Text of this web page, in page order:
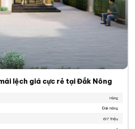
lệch giá cực rẻ tại Đắk Nông
Hùng
Đak Nông
617 Triệu